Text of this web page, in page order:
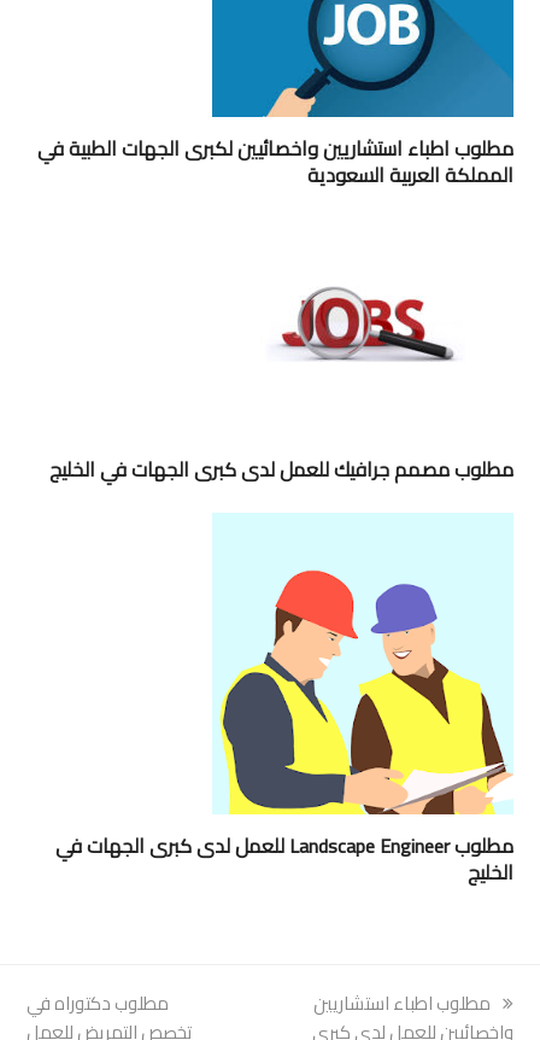
مطلوب اطباء استشاريين واخصائيين لكبرى الجهات الطبية في
المملكة العربية السعودية
مطلوب مصمم جرافيك للعمل لدى كبرى الجهات في الخليج
مطلوب Landscape Engineer للعمل لدى كبرى الجهات في
الخليج
previous
post:
مطلوب اطباء استشاريين
واخصائيين للعمل لدى كبرى
next
post:
مطلوب دكتوراه في
تخصص التمريض للعمل